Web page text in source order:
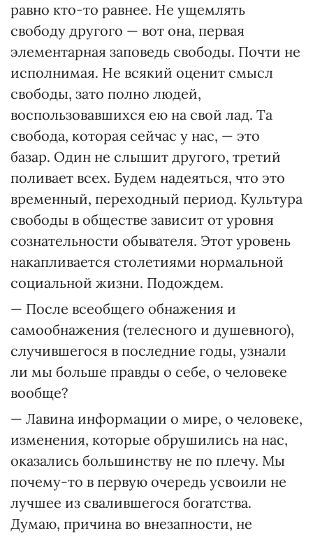
равно кто-то равнее. Не ущемлять
свободу другого — вот она, первая
элементарная заповедь свободы. Почти не
исполнимая. Не всякий оценит смысл
свободы, зато полно людей,
воспользовавшихся ею на свой лад. Та
свобода, которая сейчас у нас, — это
базар. Один не слышит другого, третий
поливает всех. Будем надеяться, что это
временный, переходный период. Культура
свободы в обществе зависит от уровня
сознательности обывателя. Этот уровень
накапливается столетиями нормальной
социальной жизни. Подождем.
— После всеобщего обнажения и
самообнажения (телесного и душевного),
случившегося в последние годы, узнали
ли мы больше правды о себе, о человеке
вообще?
— Лавина информации о мире, о человеке,
изменения, которые обрушились на нас,
оказались большинству не по плечу. Мы
почему-то в первую очередь усвоили не
лучшее из свалившегося богатства.
Думаю, причина во внезапности, не